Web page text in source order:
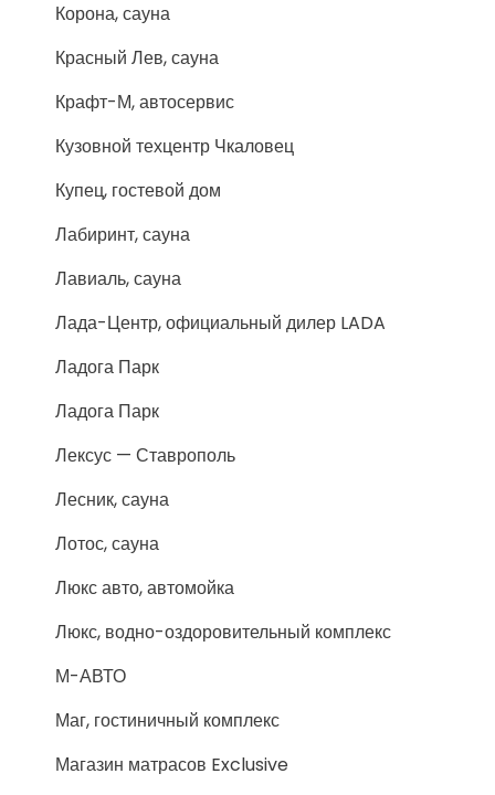
Корона, сауна
Красный Лев, сауна
Крафт-М, автосервис
Кузовной техцентр Чкаловец
Купец, гостевой дом
Лабиринт, сауна
Лавиаль, сауна
Лада-Центр, официальный дилер LADA
Ладога Парк
Ладога Парк
Лексус — Ставрополь
Лесник, сауна
Лотос, сауна
Люкс авто, автомойка
Люкс, водно-оздоровительный комплекс
М-АВТО
Маг, гостиничный комплекс
Магазин матрасов Exclusive